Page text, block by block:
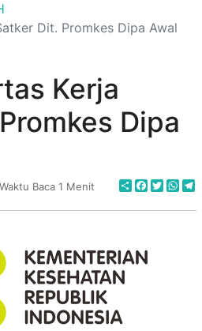
Dit. Promkes Dipa Awal
Kerja
Dipa
Waktu Baca 1 Menit Share